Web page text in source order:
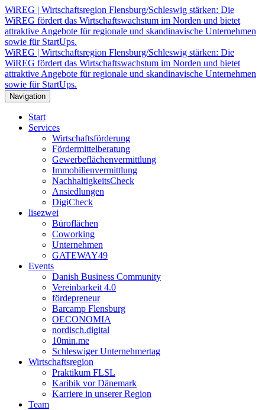
WiREG | Wirtschaftsregion Flensburg/Schleswig stärken: Die
WiREG fördert das Wirtschaftswachstum im Norden und bietet
attraktive Angebote für regionale und skandinavische Unternehmen
sowie für StartUps.
WiREG | Wirtschaftsregion Flensburg/Schleswig stärken: Die
WiREG fördert das Wirtschaftswachstum im Norden und bietet
attraktive Angebote für regionale und skandinavische Unternehmen
sowie für StartUps.
Navigation
Start
Services
Wirtschaftsförderung
Fördermittelberatung
Gewerbeflächenvermittlung
Immobilienvermittlung
NachhaltigkeitsCheck
Ansiedlungen
DigiCheck
lisezwei
Büroflächen
Coworking
Unternehmen
GATEWAY49
Events
Danish Business Community
Vereinbarkeit 4.0
fördepreneur
Barcamp Flensburg
OECONOMIA
nordisch.digital
10min.me
Schleswiger Unternehmertag
Wirtschaftsregion
Praktikum FLSL
Karibik vor Dänemark
Karriere in unserer Region
Team